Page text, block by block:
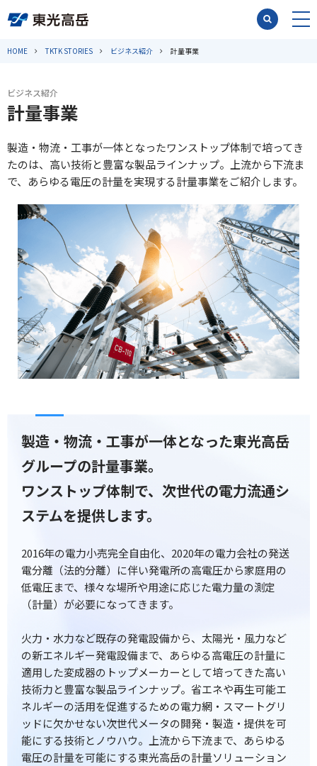
HOME TKTK STORIES ビジネス紹介 計量事業
ビジネス紹介
計量事業
製造・物流・工事が一体となったワンストップ体制で培ってき
たのは、高い技術と豊富な製品ラインナップ。上流から下流ま
で、あらゆる電圧の計量を実現する計量事業をご紹介します。
製造・物流・工事が一体となった東光高岳
グループの計量事業。
ワンストップ体制で、次世代の電力流通シ
ステムを提供します。
2016年の電力小売完全自由化、2020年の電力会社の発送
電分離（法的分離）に伴い発電所の高電圧から家庭用の
低電圧まで、様々な場所や用途に応じた電力量の測定
（計量）が必要になってきます。
火力・水力など既存の発電設備から、太陽光・風力など
の新エネルギー発電設備まで、あらゆる高電圧の計量に
適用した変成器のトップメーカーとして培ってきた高い
技術力と豊富な製品ラインナップ。省エネや再生可能エ
ネルギーの活用を促進するための電力網・スマートグリ
ッドに欠かせない次世代メータの開発・製造・提供を可
能にする技術とノウハウ。上流から下流まで、あらゆる
電圧の計量を可能にする東光高岳の計量ソリューション